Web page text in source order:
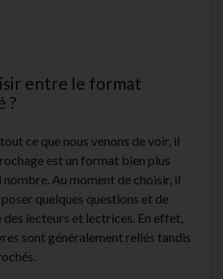
entre le format
?
ce que nous venons de voir, il
est un format bien plus
nombre. Au moment de choisir, il
quelques questions et de
lecteurs et lectrices. En effet,
sont généralement reliés tandis